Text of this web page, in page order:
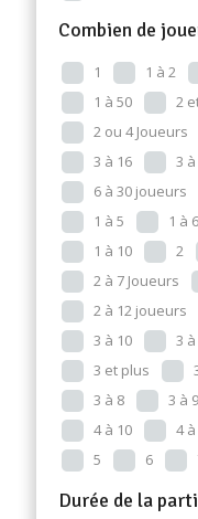
Combien de
1 1 à 2
1 à 50
2
2 ou 4 Joueurs
3 à 16
3
6 à 30 joueurs
1 à 5
1 à 6
1 à 10
2
2 à 7 Joueurs
2 à 12 joueurs
3 à 10
3
3 et plus
3 à 8
3 à 9
4 à 10
4
5
6
Durée de la